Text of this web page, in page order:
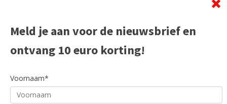
Meld je aan voor de nieuwsbrief en
ontvang 10 euro korting!
Voornaam*